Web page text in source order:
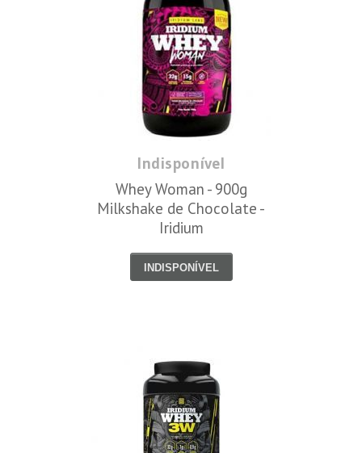
Indisponível
Whey Woman - 900g
Milkshake de Chocolate -
Iridium
INDISPONÍVEL